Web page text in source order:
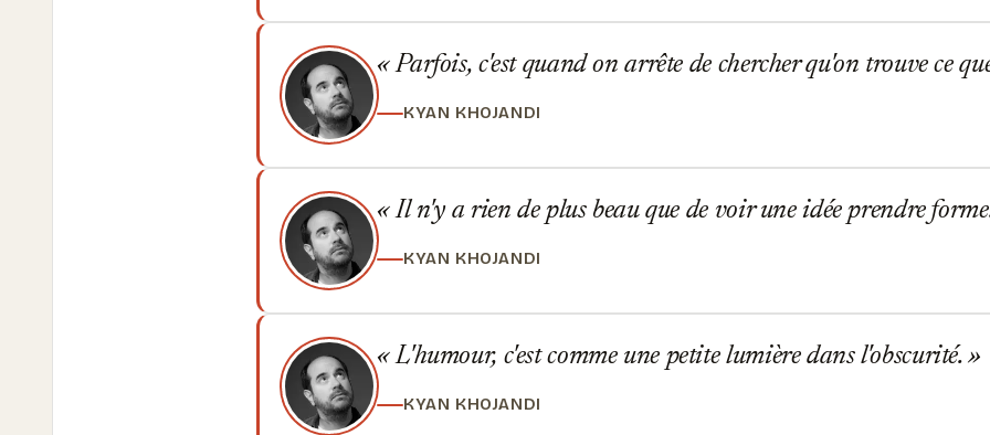
Parfois, c'est quand on arrête de chercher qu'on trouve ce
KYAN KHOJANDI
Il n'y a rien de plus beau que de voir une idée prendre
KYAN KHOJANDI
L'humour, c'est comme une petite lumière dans l'obscurité.
KYAN KHOJANDI